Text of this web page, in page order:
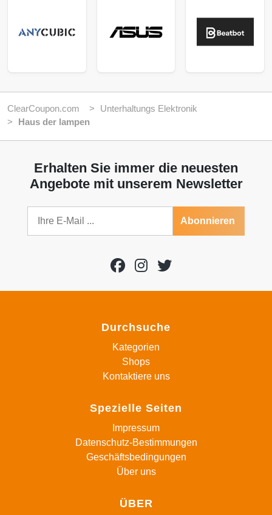
ClearCoupon.com
Unterhaltungs Elektronik
Haus der lampen
Erhalten Sie immer die neuesten
Angebote mit unserem Newsletter
Abonnieren
Durchsuche
Kategorien
Shops
Kontaktiere uns
Spezielle Seiten
Impressum
Datenschutz-Bestimmungen
Geschäftsbedingungen
Über uns
ÜBER